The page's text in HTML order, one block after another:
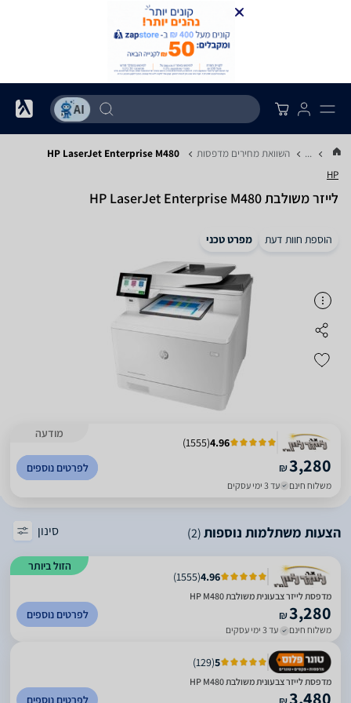
... השוואת מחירים מדפסות HP LaserJet Enterprise M480
HP
‏לייזר ‏משולבת HP LaserJet Enterprise M480
הוספת חוות דעת מפרט טכני
מודעה
4.96
(
1555
)
₪3,280
משלוח חינם עד 3 ימי עסקים
לפרטים נוספים
הצעות משתלמות נוספות(2) סינון
הזול ביותר
4.96
(
1555
)
מדפסת לייזר צבעונית משולבת HP M480
₪3,280
משלוח חינם עד 3 ימי עסקים
לפרטים נוספים
5
(
129
)
מדפסת לייזר צבעונית משולבת HP M480
3,480 לפרטים נוספים